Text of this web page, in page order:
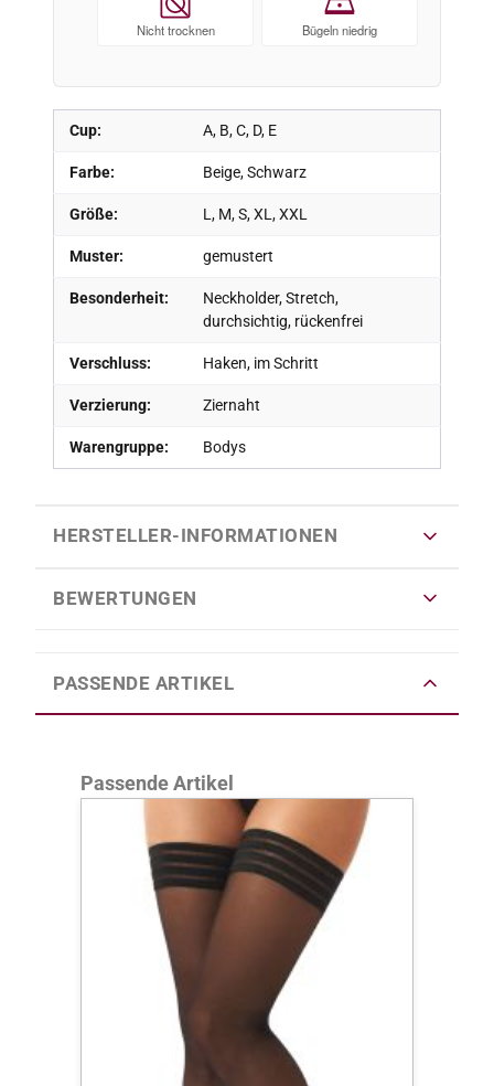
Cup: A, B, C, D, E
Farbe: Beige, Schwarz
Größe: L, M, S, XL, XXL
Muster: gemustert
Besonderheit:
Neckholder, Stretch,
durchsichtig, rückenfrei
Verschluss: Haken, im Schritt
Verzierung: Ziernaht
Warengruppe: Bodys
Nicht trocknen Bügeln niedrig
HERSTELLER-INFORMATIONEN
BEWERTUNGEN
PASSENDE ARTIKEL
Produktgalerie überspringen
Passende Artikel